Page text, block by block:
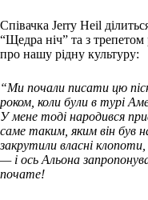
Співачка Jerry Heil
“Щедра ніч” та з
про нашу рідну культуру:
“Ми почали писати цю
роком, коли були в турі
У мене тоді народився
саме таким, яким він був
закрутили власні
— і ось Альона
почате!